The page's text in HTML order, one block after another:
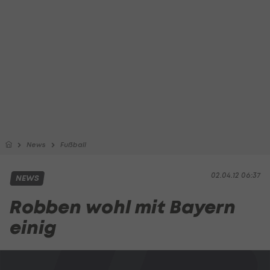
News Fußball
02.04.12 06:37
NEWS
Robben wohl mit Bayern
einig